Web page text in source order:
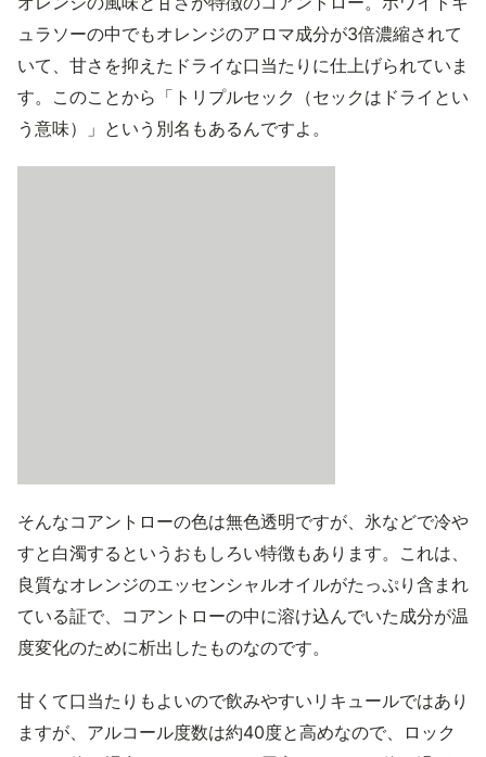
ュラソーの中でもオレンジのアロマ成分が3倍濃縮されて
いて、甘さを抑えたドライな口当たりに仕上げられていま
す。このことから「トリプルセック（セックはドライとい
う意味）」という別名もあるんですよ。
そんなコアントローの色は無色透明ですが、氷などで冷や
すと白濁するというおもしろい特徴もあります。これは、
良質なオレンジのエッセンシャルオイルがたっぷり含まれ
ている証で、コアントローの中に溶け込んでいた成分が温
度変化のために析出したものなのです。
甘くて口当たりもよいので飲みやすいリキュールではあり
ますが、アルコール度数は約40度と高めなので、ロック